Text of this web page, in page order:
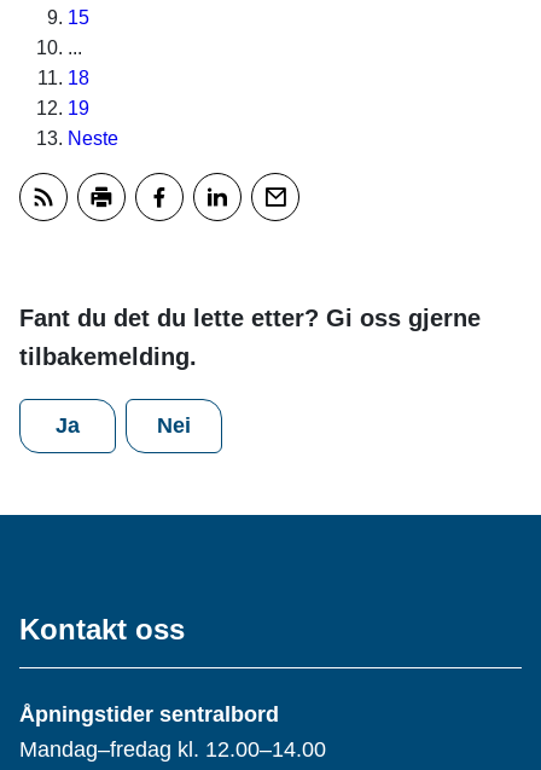
15
...
18
19
Neste
Fant du det du lette etter? Gi oss gjerne
tilbakemelding.
Ja Nei
Kontakt oss
Åpningstider sentralbord
Mandag–fredag kl. 12.00–14.00